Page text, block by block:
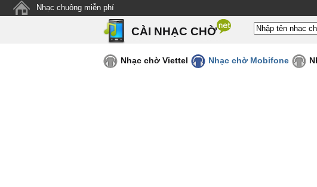
Nhạc chuông miễn phí
CÀI NHẠC CHỜ
Nhạc chờ Viettel Nhạc chờ Mobifone